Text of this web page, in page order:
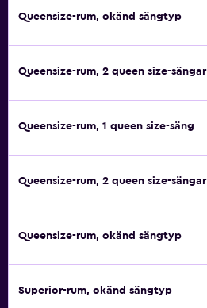
Queensize-rum, okänd sängtyp
Queensize-rum, 2 queen size-sängar
Queensize-rum, 1 queen size-säng
Queensize-rum, 2 queen size-sängar
Queensize-rum, okänd sängtyp
Superior-rum, okänd sängtyp